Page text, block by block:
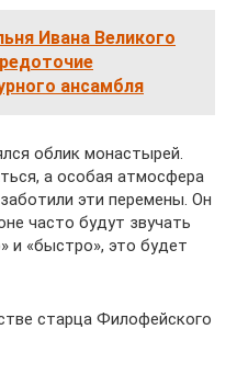
Ивана Великого
ансамбля
облик монастырей.
а особая атмосфера
эти перемены. Он
часто будут звучать
и «быстро», это будет
старца Филофейского